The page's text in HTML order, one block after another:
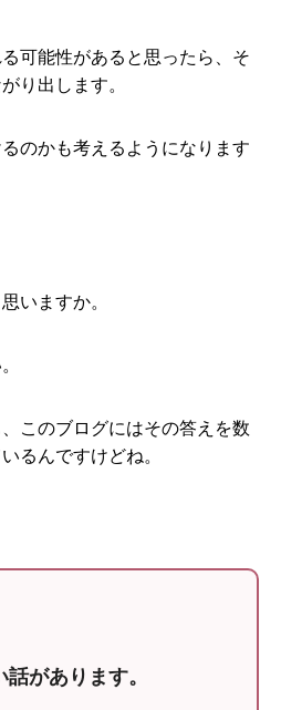
可能性があると思ったら、そ
り出します。
のかも考えるようになります
いますか。
このブログにはその答えを数
るんですけどね。
があります。